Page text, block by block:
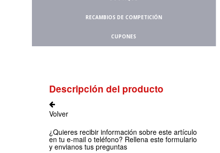
RECAMBIOS DE COMPETICIÓN
CUPONES
Descripción del producto
Volver
¿Quieres recibir información sobre este artículo
en tu e-mail o teléfono? Rellena este formulario
y envianos tus preguntas